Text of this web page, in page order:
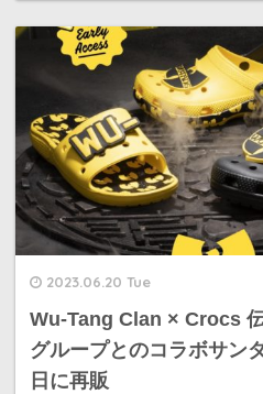
2023.06.20 Tue
Wu-Tang Clan × Crocs
グループとのコラボサン
日に再販